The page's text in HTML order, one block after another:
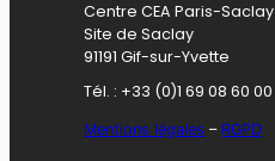
Centre CEA Paris-Saclay
Site de Saclay
91191 Gif-sur-Yvette
Tél. : +33 (0)1 69 08 60 00
Mentions légales – RGPD